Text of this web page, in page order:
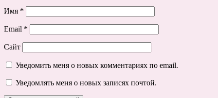
Имя *
Email *
Сайт
Уведомить меня о новых комментариях по email.
Уведомлять меня о новых записях почтой.